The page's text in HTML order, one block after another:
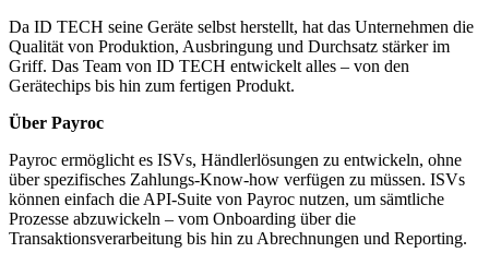
Da ID TECH seine Geräte selbst herstellt, hat das Unternehmen die
Qualität von Produktion, Ausbringung und Durchsatz stärker im
Griff. Das Team von ID TECH entwickelt alles – von den
Gerätechips bis hin zum fertigen Produkt.
Über Payroc
Payroc ermöglicht es ISVs, Händlerlösungen zu entwickeln, ohne
über spezifisches Zahlungs-Know-how verfügen zu müssen. ISVs
können einfach die API-Suite von Payroc nutzen, um sämtliche
Prozesse abzuwickeln – vom Onboarding über die
Transaktionsverarbeitung bis hin zu Abrechnungen und Reporting.